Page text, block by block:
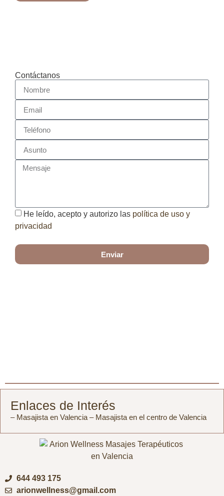
Contáctanos
He leído, acepto y autorizo las política de uso y
privacidad
Enviar
Enlaces de Interés
– Masajista en Valencia – Masajista en el centro de Valencia
644 493 175
arionwellness@gmail.com